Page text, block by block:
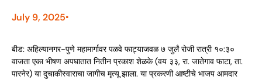
July 9, 2025•
बीड: अहिल्यानगर-पुणे महामार्गावर पळवे फाट्याजवळ ७ जुलै रोजी रात्री १०:३०
वाजता एका भीषण अपघातात नितीन प्रकाश शेळके (वय ३३, रा. जातेगाव फाटा, ता.
पारनेर) या दुचाकीस्वाराचा जागीच मृत्यू झाला. या प्रकरणी आष्टीचे भाजप आमदार